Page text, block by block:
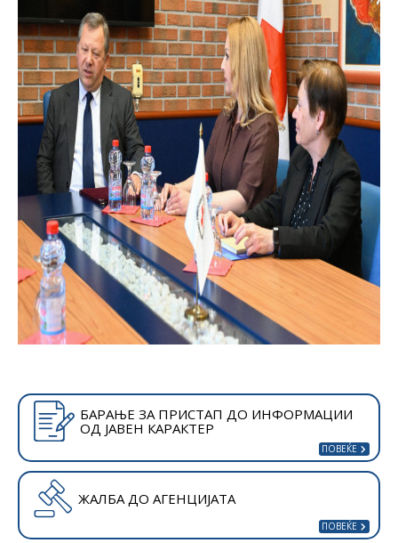
БАРАЊЕ ЗА ПРИСТАП ДО ИНФОРМАЦИИ
ОД ЈАВЕН КАРАКТЕР
ЖАЛБА ДО АГЕНЦИЈАТА